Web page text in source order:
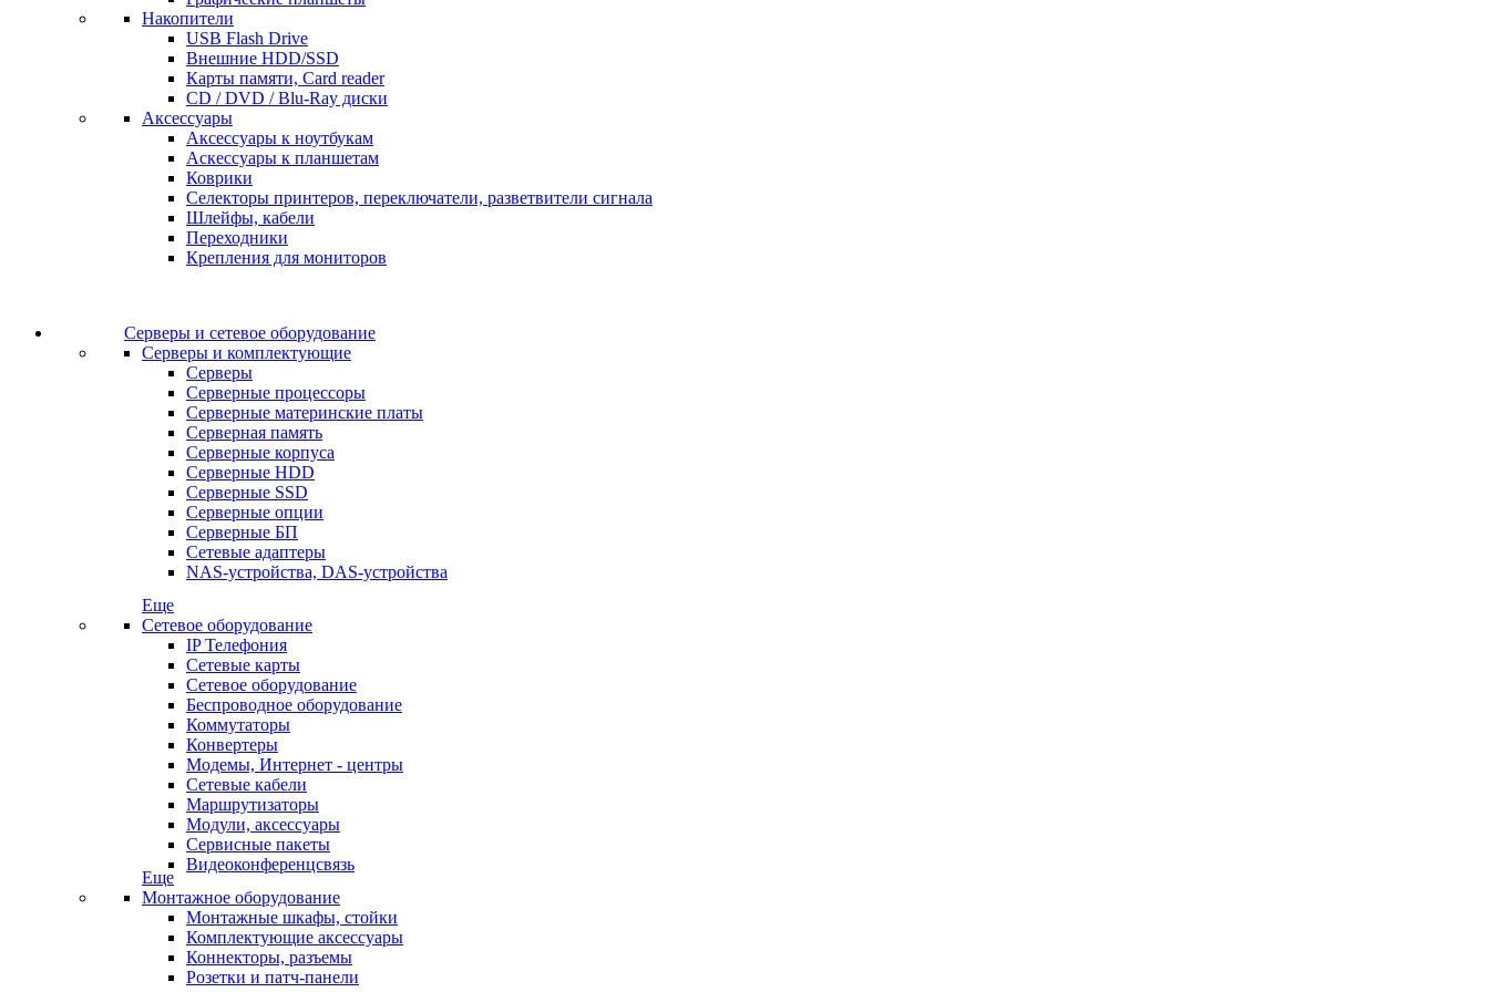
Накопители
USB Flash Drive
Внешние HDD/SSD
Карты памяти, Card reader
CD / DVD / Blu-Ray диски
Аксессуары
Аксессуары к ноутбукам
Аскессуары к планшетам
Коврики
Селекторы принтеров, переключатели, разветвители сигнала
Шлейфы, кабели
Переходники
Крепления для мониторов
Серверы и сетевое оборудование
Серверы и комплектующие
Серверы
Серверные процессоры
Серверные материнские платы
Серверная память
Серверные корпуса
Серверные HDD
Серверные SSD
Серверные опции
Серверные БП
Сетевые адаптеры
NAS-устройства, DAS-устройства
Еще
Сетевое оборудование
IP Телефония
Сетевые карты
Сетевое оборудование
Беспроводное оборудование
Коммутаторы
Конвертеры
Модемы, Интернет - центры
Сетевые кабели
Маршрутизаторы
Модули, аксессуары
Сервисные пакеты
Видеоконференцсвязь
Еще
Монтажное оборудование
Монтажные шкафы, стойки
Комплектующие аксессуары
Коннекторы, разъемы
Розетки и патч-панели